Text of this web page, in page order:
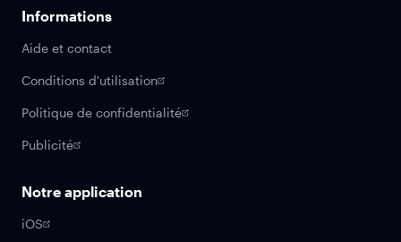
Informations
Aide et contact
Conditions d'utilisation
Politique de confidentialité
Publicité
Notre application
iOS